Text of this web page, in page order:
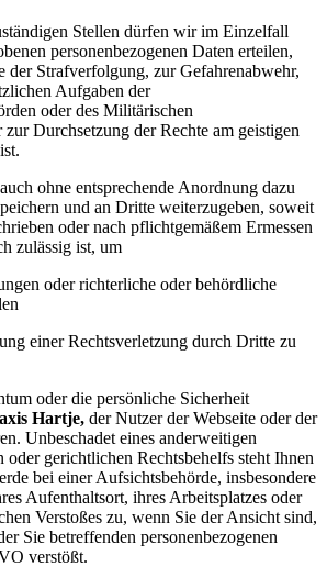
Stellen dürfen wir im Einzelfall
personenbezogenen Daten erteilen,
der Strafverfolgung, zur Gefahrenabwehr,
Aufgaben der
oder des Militärischen
Durchsetzung der Rechte am geistigen
ohne entsprechende Anordnung dazu
und an Dritte weiterzugeben, soweit
oder nach pflichtgemäßem Ermessen
zulässig ist, um
oder richterliche oder behördliche
einer Rechtsverletzung durch Dritte zu
oder die persönliche Sicherheit
Hartje, der Nutzer der Webseite oder der
Unbeschadet eines anderweitigen
gerichtlichen Rechtsbehelfs steht Ihnen
bei einer Aufsichtsbehörde, insbesondere
Aufenthaltsort, ihres Arbeitsplatzes oder
Verstoßes zu, wenn Sie der Ansicht sind,
Sie betreffenden personenbezogenen
verstößt.